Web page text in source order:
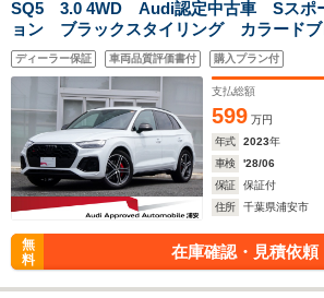
SQ5 3.0 4WD Audi認定中古車 Sスポ
ョン ブラックスタイリング カラードブ
ッド コンフォートパッケージ レザーパ
シーガラス TVチューナー 認定中古車保
ディーラー保証 車両品質評価書付 購入プラン付
支払総額
599 万円
年式
2023年
車検
'28/06
保証
保証付
住所
千葉県浦安市
無
料
在庫確認・見積依頼